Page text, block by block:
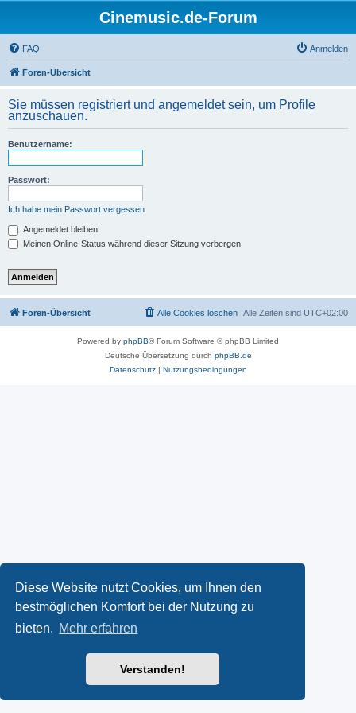
Diese Website nutzt Cookies, um Ihnen den
bestmöglichen Komfort bei der Nutzung zu
bieten. Mehr erfahren
Verstanden!
Cinemusic.de-Forum
FAQ Anmelden
Foren-Übersicht
Sie müssen registriert und angemeldet sein, um Profile
anzuschauen.
Benutzername:
Passwort:
Ich habe mein Passwort vergessen
Angemeldet bleiben
Meinen Online-Status während dieser Sitzung verbergen
Foren-Übersicht Alle Zeiten sind UTC+02:00
Alle Cookies löschen
Powered by phpBB® Forum Software © phpBB Limited
Deutsche Übersetzung durch phpBB.de
Datenschutz| Nutzungsbedingungen